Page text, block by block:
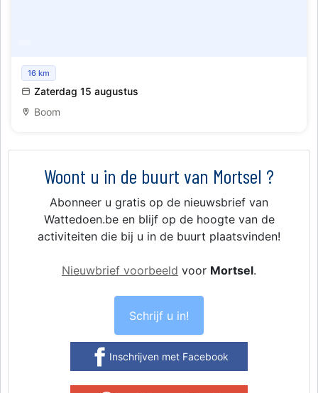
Gezellige rommelmarkt Parkbuurt Boom
16 km
Zaterdag 15 augustus
Boom
Woont u in de buurt van Mortsel ?
Abonneer u gratis op de nieuwsbrief van
Wattedoen.be en blijf op de hoogte van de
activiteiten die bij u in de buurt plaatsvinden!
Nieuwbrief voorbeeld voor Mortsel.
Schrijf u in!
Inschrijven met Facebook